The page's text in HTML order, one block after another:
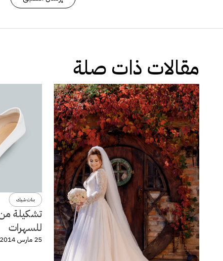
مقالات ذات صلة
بنات شيك
تشكيلة من
للسهرات
25 مارس 2014